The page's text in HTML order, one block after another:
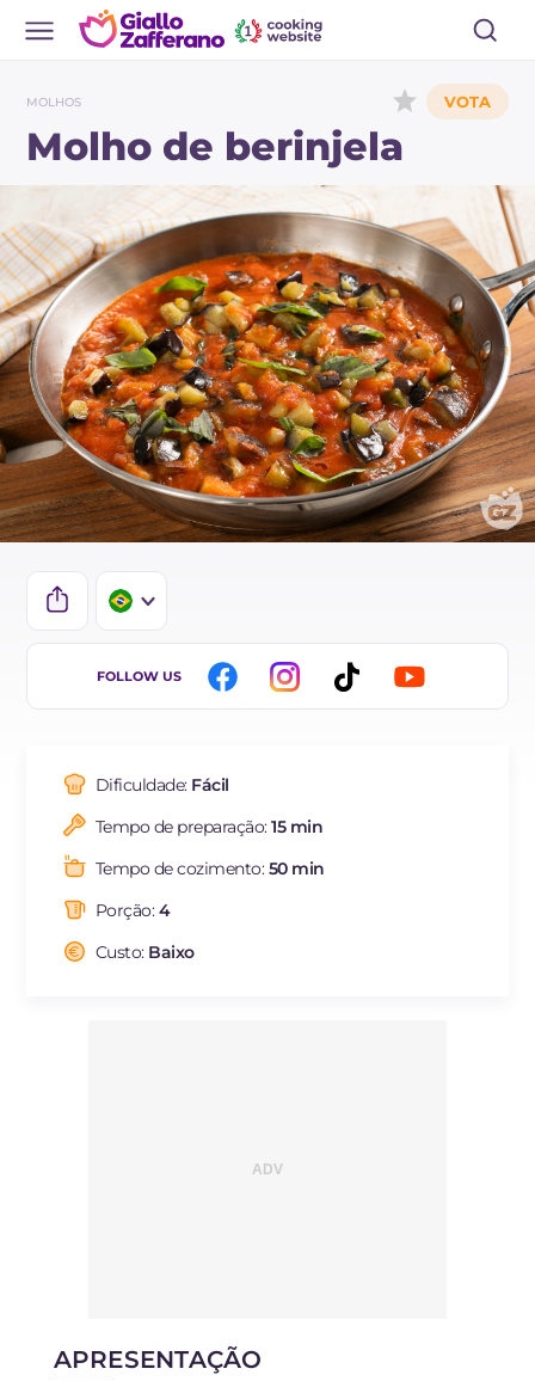
MOLHOS
Molho de berinjela
IT
ES
FR
NL
FOLLOW US
Dificuldade: Fácil
Tempo de preparação:15 min
Tempo de cozimento:50 min
Porção:4
Custo: Baixo
APRESENTAÇÃO